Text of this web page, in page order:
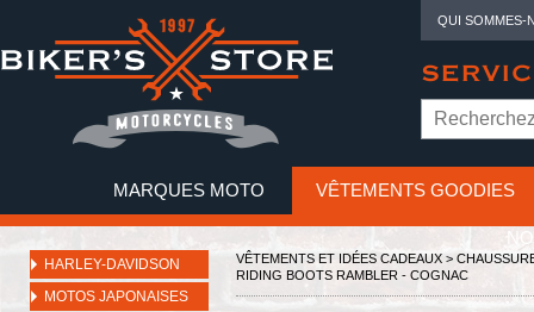
QUI SOMMES-
MARQUES MOTO VÊTEMENTS GOODIES
HARLEY-DAVIDSON
MOTOS JAPONAISES
VÊTEMENTS ET IDÉES CADEAUX >
RIDING BOOTS RAMBLER - COGNAC